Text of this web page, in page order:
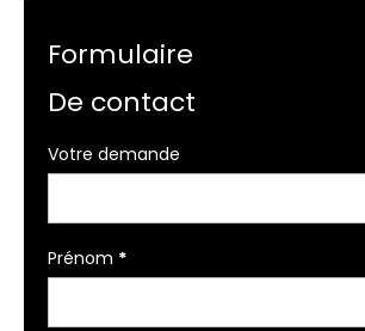
Formulaire
De contact
Formulaire
téléphone
Votre demande
Prénom *